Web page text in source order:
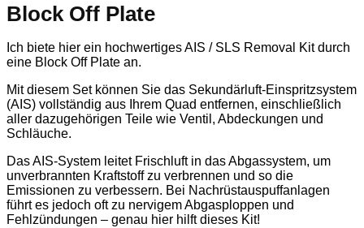
Block Off Plate
Ich biete hier ein hochwertiges AIS / SLS Removal Kit durch
eine Block Off Plate an.
Mit diesem Set können Sie das Sekundärluft-Einspritzsystem
(AIS) vollständig aus Ihrem Quad entfernen, einschließlich
aller dazugehörigen Teile wie Ventil, Abdeckungen und
Schläuche.
Das AIS-System leitet Frischluft in das Abgassystem, um
unverbrannten Kraftstoff zu verbrennen und so die
Emissionen zu verbessern. Bei Nachrüstauspuffanlagen
führt es jedoch oft zu nervigem Abgasploppen und
Fehlzündungen – genau hier hilft dieses Kit!